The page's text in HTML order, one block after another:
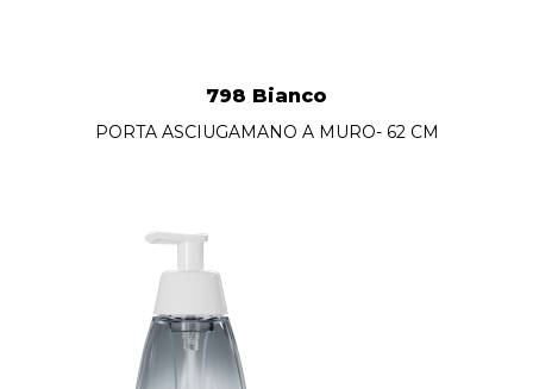
798 Bianco
PORTA ASCIUGAMANO A MURO- 62 CM